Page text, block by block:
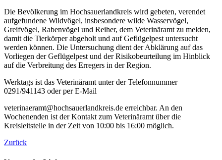
Die Bevölkerung im Hochsauerlandkreis wird gebeten, verendet
aufgefundene Wildvögel, insbesondere wilde Wasservögel,
Greifvögel, Rabenvögel und Reiher, dem Veterinäramt zu melden,
damit die Tierkörper abgeholt und auf Geflügelpest untersucht
werden können. Die Untersuchung dient der Abklärung auf das
Vorliegen der Geflügelpest und der Risikobeurteilung im Hinblick
auf die Verbreitung des Erregers in der Region.
Werktags ist das Veterinäramt unter der Telefonnummer
0291/941143 oder per E-Mail
veterinaeramt@hochsauerlandkreis.de erreichbar. An den
Wochenenden ist der Kontakt zum Veterinäramt über die
Kreisleitstelle in der Zeit von 10:00 bis 16:00 möglich.
Zurück